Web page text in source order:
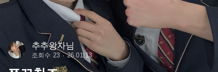
추추왕자님
조회수 23 26.01.13